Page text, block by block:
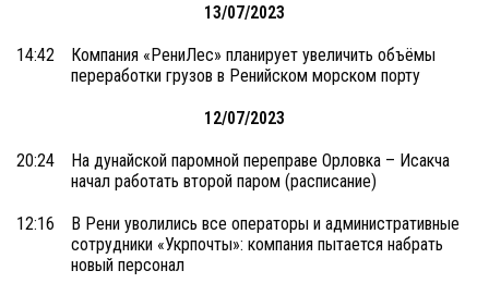
13/07/2023
14:42
Компания «РениЛес» планирует увеличить объёмы
переработки грузов в Ренийском морском порту
12/07/2023
20:24
На дунайской паромной переправе Орловка – Исакча
начал работать второй паром (расписание)
12:16
В Рени уволились все операторы и административные
сотрудники «Укрпочты»: компания пытается набрать
новый персонал